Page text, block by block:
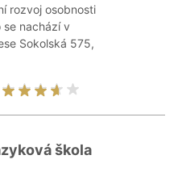
rozvoj osobnosti
nachází v
Sokolská 575,
škola